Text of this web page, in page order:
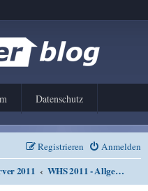
Datenschutz
Anmelden
Registrieren
2011 WHS 2011 - Allgemeines